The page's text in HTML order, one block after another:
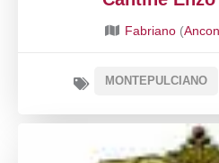
Fabriano(
MONTEPULCIANO